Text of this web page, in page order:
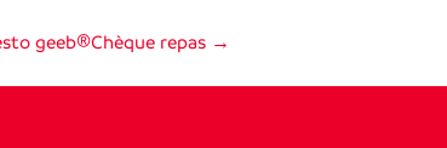
geeb®Chèque repas →